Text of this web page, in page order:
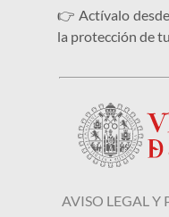
👉 Actívalo
la protección de
AVISO LEGAL Y